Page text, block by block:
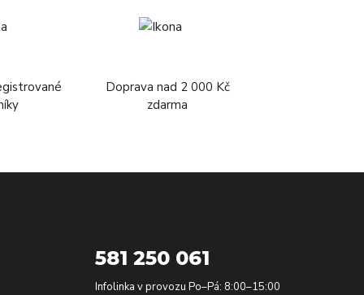
Doprava nad 2 000 Kč
zdarma
581 250 061
Infolinka v provozu Po–Pá: 8:00–15:00